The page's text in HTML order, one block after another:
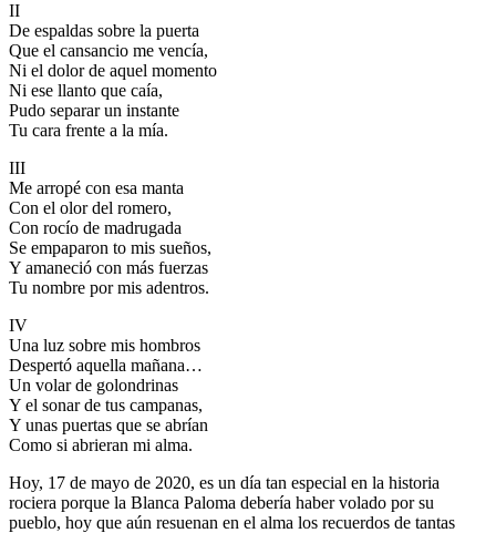
II
De espaldas sobre la puerta
Que el cansancio me vencía,
Ni el dolor de aquel momento
Ni ese llanto que caía,
Pudo separar un instante
Tu cara frente a la mía.
III
Me arropé con esa manta
Con el olor del romero,
Con rocío de madrugada
Se empaparon to mis sueños,
Y amaneció con más fuerzas
Tu nombre por mis adentros.
IV
Una luz sobre mis hombros
Despertó aquella mañana…
Un volar de golondrinas
Y el sonar de tus campanas,
Y unas puertas que se abrían
Como si abrieran mi alma.
Hoy, 17 de mayo de 2020, es un día tan especial en la historia
rociera porque la Blanca Paloma debería haber volado por su
pueblo, hoy que aún resuenan en el alma los recuerdos de tantas